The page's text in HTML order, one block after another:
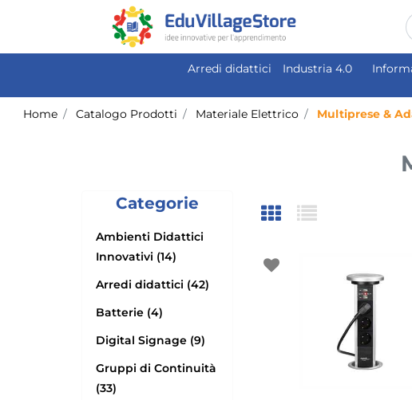
Arredi didattici Industria 4.0
Home Catalogo Prodotti Materiale Elettrico Multiprese &
Categorie
Ambienti Didattici
Innovativi (14)
Arredi didattici (42)
Batterie (4)
Digital Signage (9)
Gruppi di Continuità
(33)